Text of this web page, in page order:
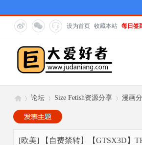
设为首页 收藏本站 每日签
巨»
论坛
›
Size Fetish资源分享
›
漫画
[欧美] 【自费禁转】【GTSX3D】